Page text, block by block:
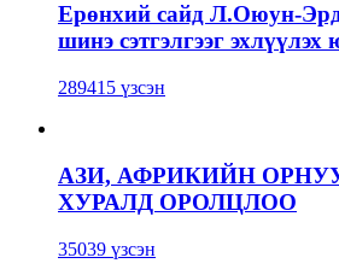
Ерөнхий сайд Л.Оюун-
шинэ сэтгэлгээг эхлүүлэх
289415 үзсэн
АЗИ, АФРИКИЙН
ХУРАЛД ОРОЛЦЛОО
35039 үзсэн